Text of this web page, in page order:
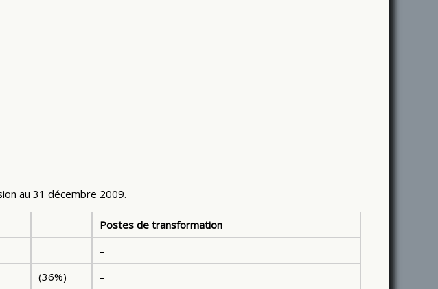
au 31 décembre 2009.
Postes de transformation
–
(36%)
–